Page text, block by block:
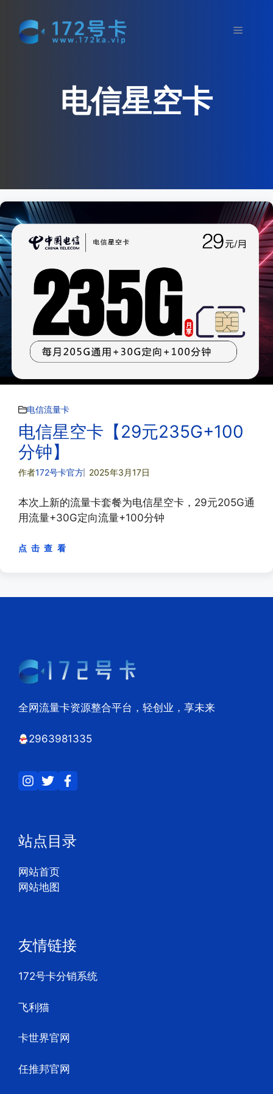
菜
电信星空卡
电信流量卡
电信星空卡【29元235G+100
分钟】
作者172号卡官方 2025年3月17日
本次上新的流量卡套餐为电信星空卡，29元205G通
用流量+30G定向流量+100分钟
点 击 查 看
全网流量卡资源整合平台，轻创业，享未来
2963981335
站点目录
网站首页
网站地图
友情链接
172号卡分销系统
飞利猫
卡世界官网
任推邦官网